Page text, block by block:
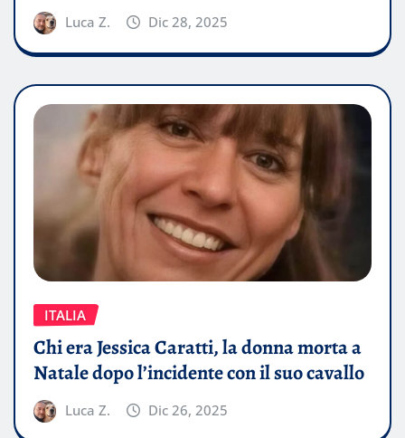
Luca Z. Dic 28, 2025
ITALIA
Chi era Jessica Caratti, la donna morta a
Natale dopo l’incidente con il suo cavallo
Luca Z. Dic 26, 2025